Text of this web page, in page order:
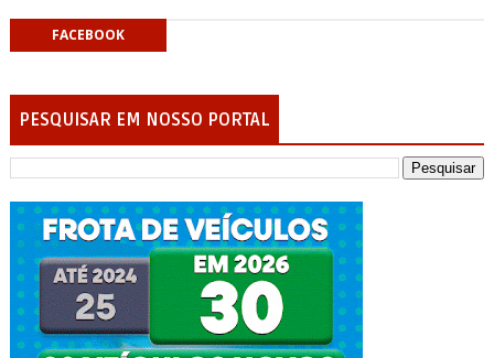
FACEBOOK
PESQUISAR EM NOSSO PORTAL